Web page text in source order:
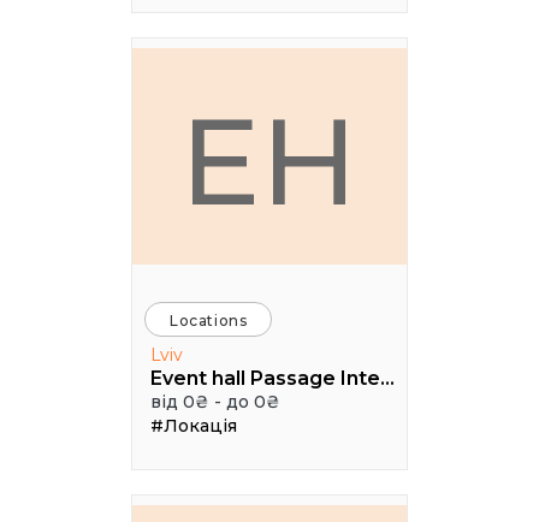
EH
Locations
Lviv
Event hall Passage Interdit
від 0₴ - до 0₴
#Локація